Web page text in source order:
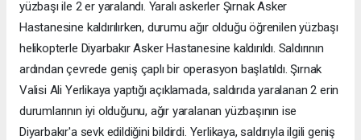
yüzbaşı ile 2 er yaralandı. Yaralı askerler Şırnak Asker
Hastanesine kaldırılırken, durumu ağır olduğu öğrenilen yüzbaşı
helikopterle Diyarbakır Asker Hastanesine kaldırıldı. Saldırının
ardından çevrede geniş çaplı bir operasyon başlatıldı. Şırnak
Valisi Ali Yerlikaya yaptığı açıklamada, saldırıda yaralanan 2 erin
durumlarının iyi olduğunu, ağır yaralanan yüzbaşının ise
Diyarbakır'a sevk edildiğini bildirdi. Yerlikaya, saldırıyla ilgili geniş